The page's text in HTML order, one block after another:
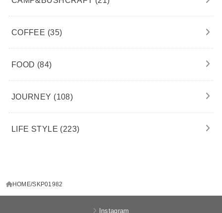
COFFEE (35)
FOOD (84)
JOURNEY (108)
LIFE STYLE (223)
HOME SKP01982
Instagram